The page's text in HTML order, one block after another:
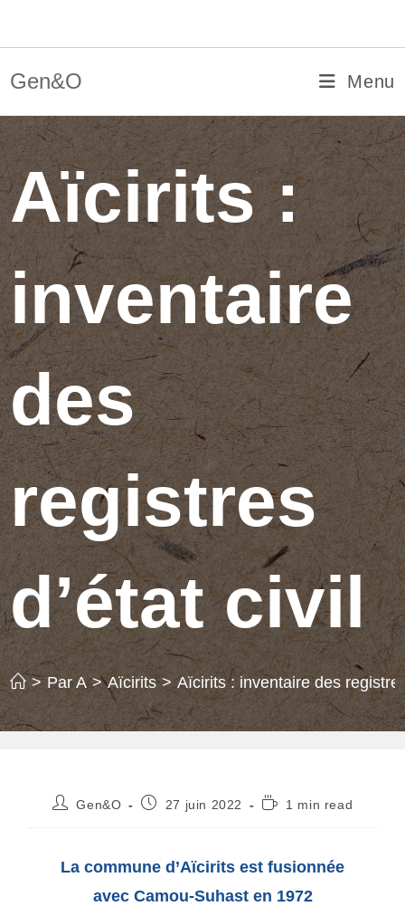
Gen&O Menu
Aïcirits :
inventaire
des
registres
d’état civil
> Par A > Aïcirits > Aïcirits : inventaire des
Auteur/autrice
Gen&O
Publication
27 juin 2022
Temps1 min read
La commune d’Aïcirits est fusionnée
avec Camou-Suhast en 1972